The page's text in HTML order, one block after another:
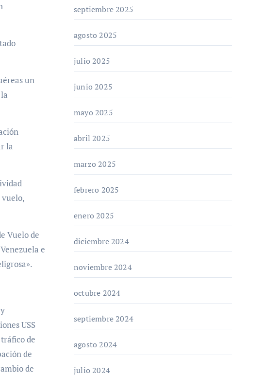
un
la
vuelo,
Vuelo de
e
USS
de
de
de
septiembre 2025
agosto 2025
julio 2025
junio 2025
mayo 2025
abril 2025
marzo 2025
febrero 2025
enero 2025
diciembre 2024
noviembre 2024
octubre 2024
septiembre 2024
agosto 2024
julio 2024